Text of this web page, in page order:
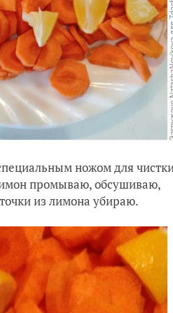
ножом для
промываю, обсушиваю,
из лимона убираю.